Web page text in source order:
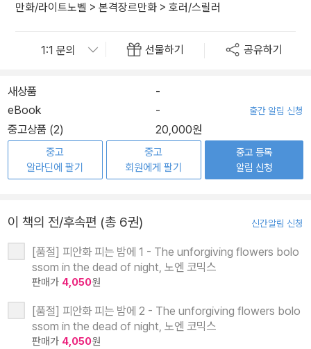
만화/라이트노벨 > 본격장르만화 > 호러/스릴러
선물하기 공유하기
새상품
-
eBook
- 출간 알림 신청
중고상품 (2) 20,000원
중고
알라딘에 팔기
중고
회원에게 팔기
중고 등록
알림 신청
이 책의 전/후속편 (총 6권) 신간알림 신청
[품절] 피안화 피는 밤에 1 - The unforgiving flowers bolo
ssom in the dead of night, 노엔 코믹스
판매가 4,050원
[품절] 피안화 피는 밤에 2 - The unforgiving flowers bolo
ssom in the dead of night, 노엔 코믹스
판매가 4,050원